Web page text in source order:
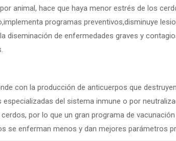
animal, hace que haya menor estrés de los
programas preventivos,disminuye
diseminación de enfermedades graves y
con la producción de anticuerpos que
del sistema inmune o por
por lo que un gran programa de
se enferman menos y dan mejores parámetros